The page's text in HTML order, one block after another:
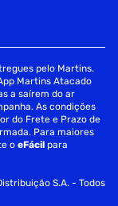
pelo Martins.
Martins Atacado
a saírem do ar
As condições
do Frete e Prazo de
Para maiores
oeFácil para
S.A. - Todos